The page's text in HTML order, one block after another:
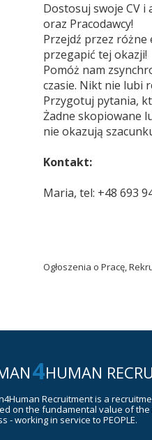
HUMAN
4
Recruitment is a
on the fundamental value of
- working in service to PEOPLE.
Dostosuj swoje CV i
oraz Pracodawcy!
Przejdź przez
przegapić tej okazji!
Pomóż nam
czasie. Nikt nie lubi
Przygotuj pytania,
Żadne skopiowane
nie okazują
Kontakt:
Maria, tel: +48 693
Ogłoszenia o Pracę,